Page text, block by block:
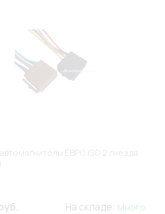
На складе: Много